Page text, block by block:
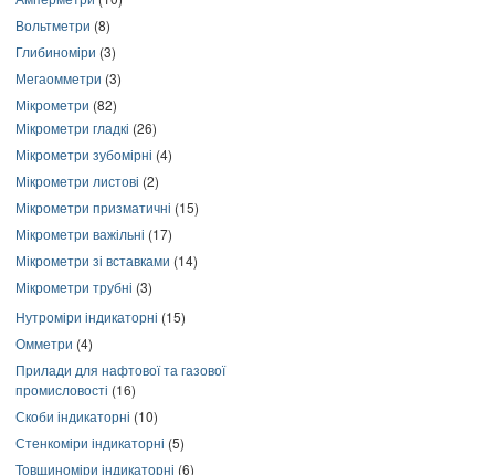
Вольтметри (8)
Глибиноміри (3)
Мегаомметри (3)
Мікрометри (82)
Мікрометри гладкі (26)
Мікрометри зубомірні (4)
Мікрометри листові (2)
Мікрометри призматичні (15)
Мікрометри важільні (17)
Мікрометри зі вставками (14)
Мікрометри трубні (3)
Нутроміри індикаторні (15)
Омметри (4)
Прилади для нафтової та газової
промисловості (16)
Скоби індикаторні (10)
Стенкоміри індикаторні (5)
Товщиноміри індикаторні (6)